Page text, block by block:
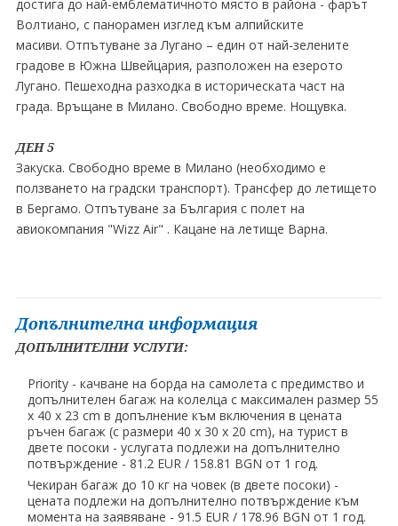
достига до най-емблематичното място в района - фарът
Волтиано, с панорамен изглед към алпийските
масиви. Отпътуване за Лугано – един от най-зелените
градове в Южна Швейцария, разположен на езерото
Лугано. Пешеходна разходка в историческата част на
града. Връщане в Милано. Свободно време. Нощувка.
ДЕН 5
Закуска. Свободно време в Милано (необходимо е
ползването на градски транспорт). Трансфер до летището
в Бергамо. Отпътуване за България с полет на
авиокомпания "Wizz Air" . Кацане на летище Варна.
Допълнителна информация
ДОПЪЛНИТЕЛНИ УСЛУГИ:
Priority - качване на борда на самолета с предимство и
допълнителен багаж на колелца с максимален размер 55
x 40 x 23 cm в допълнение към включения в цената
ръчен багаж (с размери 40 x 30 x 20 cm), на турист в
двете посоки - услугата подлежи на допълнително
потвърждение - 81.2 EUR ∕ 158.81 BGN от 1 год.
Чекиран багаж до 10 кг на човек (в двете посоки) -
цената подлежи на допълнително потвърждение към
момента на заявяване - 91.5 EUR ∕ 178.96 BGN от 1 год.